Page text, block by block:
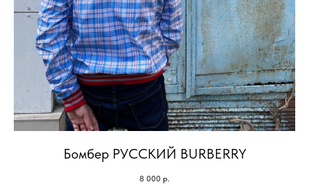
Бомбер РУССКИЙ BURBERRY
8 000 р.